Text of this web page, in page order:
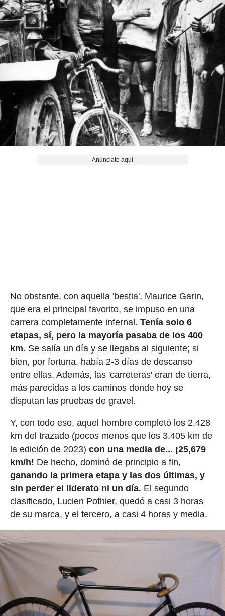
Anúnciate aquí
No obstante, con aquella 'bestia', Maurice Garin,
que era el principal favorito, se impuso en una
carrera completamente infernal. Tenía solo 6
etapas, sí, pero la mayoría pasaba de los 400
km. Se salía un día y se llegaba al siguiente; si
bien, por fortuna, había 2-3 días de descanso
entre ellas. Además, las 'carreteras' eran de tierra,
más parecidas a los caminos donde hoy se
disputan las pruebas de gravel.
Y, con todo eso, aquel hombre completó los 2.428
km del trazado (pocos menos que los 3.405 km de
la edición de 2023) con una media de... ¡25,679
km/h! De hecho, dominó de principio a fin,
ganando la primera etapa y las dos últimas, y
sin perder el liderato ni un día. El segundo
clasificado, Lucien Pothier, quedó a casi 3 horas
de su marca, y el tercero, a casi 4 horas y media.